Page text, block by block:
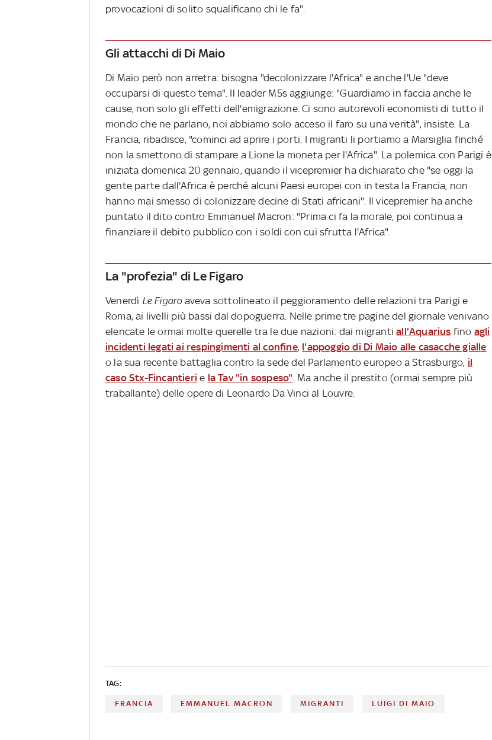
provocazioni di solito squalificano chi le fa".
Gli attacchi di Di Maio
Di Maio però non arretra: bisogna "decolonizzare l'Africa" e anche l'Ue "deve
occuparsi di questo tema". Il leader M5s aggiunge: "Guardiamo in faccia anche le
cause, non solo gli effetti dell'emigrazione. Ci sono autorevoli economisti di tutto il
mondo che ne parlano, noi abbiamo solo acceso il faro su una verità", insiste. La
Francia, ribadisce, "cominci ad aprire i porti. I migranti li portiamo a Marsiglia finché
non la smettono di stampare a Lione la moneta per l'Africa". La polemica con Parigi è
iniziata domenica 20 gennaio, quando il vicepremier ha dichiarato che "se oggi la
gente parte dall'Africa è perché alcuni Paesi europei con in testa la Francia, non
hanno mai smesso di colonizzare decine di Stati africani". Il vicepremier ha anche
puntato il dito contro Emmanuel Macron: "Prima ci fa la morale, poi continua a
finanziare il debito pubblico con i soldi con cui sfrutta l'Africa".
La "profezia" di Le Figaro
Venerdì Le Figaroaveva sottolineato il peggioramento delle relazioni tra Parigi e
Roma, ai livelli più bassi dal dopoguerra. Nelle prime tre pagine del giornale venivano
elencate le ormai molte querelle tra le due nazioni: dai migrantiall'Aquarius fino agli
incidenti legati ai respingimenti al confine, l'appoggio di Di Maio alle casacche gialle
o la sua recente battaglia contro la sede del Parlamento europeo a Strasburgo, il
caso Stx-Fincantieri e la Tav "in sospeso" . Ma anche il prestito (ormai sempre più
traballante) delle opere di Leonardo Da Vinci al Louvre.
TAG:
FRANCIA EMMANUEL MACRON MIGRANTI LUIGI DI MAIO